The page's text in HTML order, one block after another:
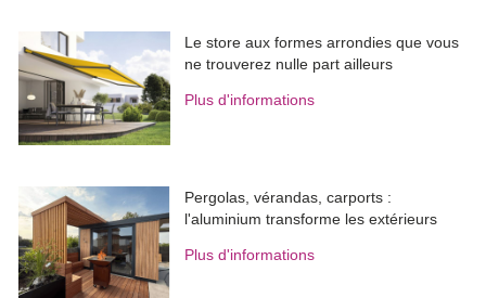
Le store aux formes arrondies que vous
ne trouverez nulle part ailleurs
Plus d'informations
Pergolas, vérandas, carports :
l'aluminium transforme les extérieurs
Plus d'informations